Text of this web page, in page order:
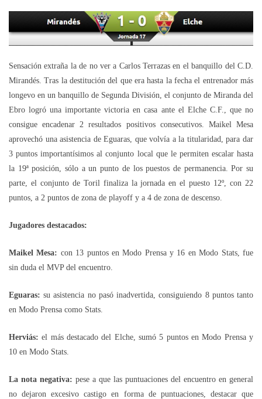
Sensación extraña la de no ver a Carlos Terrazas en el banquillo del C.D.
Mirandés. Tras la destitución del que era hasta la fecha el entrenador más
longevo en un banquillo de Segunda División, el conjunto de Miranda del
Ebro logró una importante victoria en casa ante el Elche C.F., que no
consigue encadenar 2 resultados positivos consecutivos. Maikel Mesa
aprovechó una asistencia de Eguaras, que volvía a la titularidad, para dar
3 puntos importantísimos al conjunto local que le permiten escalar hasta
la 19ª posición, sólo a un punto de los puestos de permanencia. Por su
parte, el conjunto de Toril finaliza la jornada en el puesto 12º, con 22
puntos, a 2 puntos de zona de playoff y a 4 de zona de descenso.
Jugadores destacados:
Maikel Mesa: con 13 puntos en Modo Prensa y 16 en Modo Stats, fue
sin duda el MVP del encuentro.
Eguaras: su asistencia no pasó inadvertida, consiguiendo 8 puntos tanto
en Modo Prensa como Stats.
Herviás: el más destacado del Elche, sumó 5 puntos en Modo Prensa y
10 en Modo Stats.
La nota negativa: pese a que las puntuaciones del encuentro en general
no dejaron excesivo castigo en forma de puntuaciones, destacar que